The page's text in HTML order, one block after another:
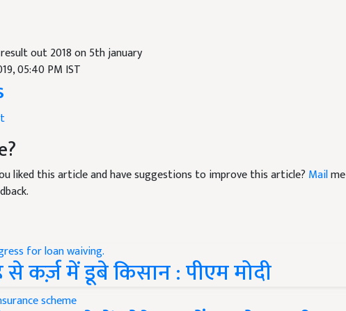
out 2018 on 5th january
05:40 PM IST
liked this article and have suggestions to improve this article? Mailme
कर्ज़ में डूबे किसान : पीएम मोदी